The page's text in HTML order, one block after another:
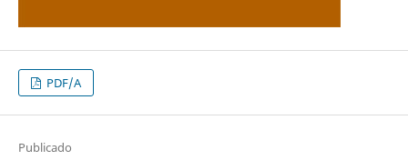
PDF/A
Publicado